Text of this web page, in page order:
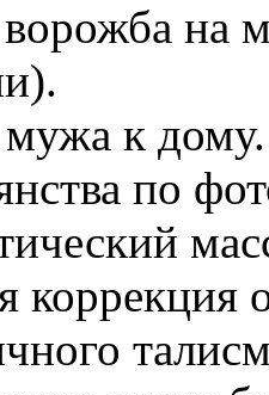
на
к дому.
по
коррекция